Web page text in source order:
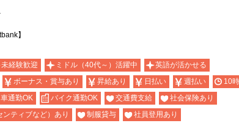
】
未経験歓迎 ミドル（40代～）活躍中
英語が活かせる
ボーナス・賞与あり 昇給あり 日払い 週払い
10
車通勤OK バイク通勤OK 交通費支給
社会保険あり
ティブなど）あり 制服貸与 社員登用あり